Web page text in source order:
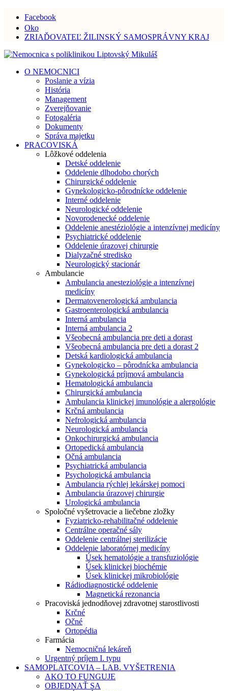
Facebook
Oko
ZRIAĎOVATEĽ ŽILINSKÝ SAMOSPRÁVNY KRAJ
O NEMOCNICI
Poslanie a vízia
História
Management
Zverejňovanie
Fotogaléria
Dokumenty
Správa majetku
PRACOVISKÁ
Lôžkové oddelenia
Detské oddelenie
Oddelenie dlhodobo chorých
Chirurgické oddelenie
Gynekologicko-pôrodnícke oddelenie
Interné oddelenie
Neurologické oddelenie
Novorodenecké oddelenie
Oddelenie anestéziológie a intenzívnej medicíny
Psychiatrické oddelenie
Oddelenie úrazovej chirurgie
Dialyzačné stredisko
Neurologický stacionár
Ambulancie
Ambulancia anesteziológie a intenzívnej
medicíny
Dermatovenerologická ambulancia
Gastroenterologická ambulancia
Interná ambulancia
Interná ambulancia 2
Všeobecná ambulancia pre deti a dorast
Všeobecná ambulancia pre deti a dorast 2
Detská kardiologická ambulancia
Gynekologicko – pôrodnícka ambulancia
Gynekologická príjmová ambulancia
Hematologická ambulancia
Chirurgická ambulancia
Ambulancia klinickej imunológie a alergológie
Krčná ambulancia
Nefrologická ambulancia
Neurologická ambulancia
Onkochirurgická ambulancia
Ortopedická ambulancia
Očná ambulancia
Psychiatrická ambulancia
Psychologická ambulancia
Ambulancia rýchlej lekárskej pomoci
Ambulancia úrazovej chirurgie
Urologická ambulancia
Spoločné vyšetrovacie a liečebne zložky
Fyziatricko-rehabilitačné oddelenie
Centrálne operačné sály
Oddelenie centrálnej sterilizácie
Oddelenie laboratórnej medicíny
Úsek hematológie a transfuziológie
Úsek klinickej biochémie
Úsek klinickej mikrobiológie
Rádiodiagnostické oddelenie
Magnetická rezonancia
Pracoviská jednodňovej zdravotnej starostlivosti
Krčné
Očné
Ortopédia
Farmácia
Nemocničná lekáreň
Urgentný príjem I. typu
SAMOPLATCOVIA – LAB. VYŠETRENIA
AKO TO FUNGUJE
OBJEDNAŤ SA